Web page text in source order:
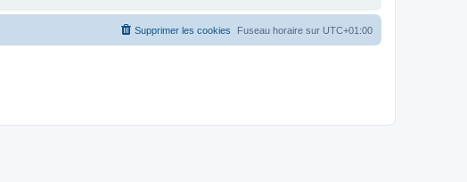
Fuseau horaire sur UTC+01:00
Supprimer les cookies